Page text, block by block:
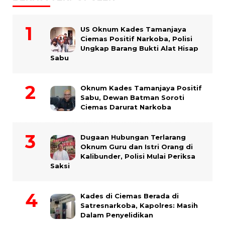
US Oknum Kades Tamanjaya
Ciemas Positif Narkoba, Polisi
Ungkap Barang Bukti Alat Hisap
Sabu
Oknum Kades Tamanjaya Positif
Sabu, Dewan Batman Soroti
Ciemas Darurat Narkoba
Dugaan Hubungan Terlarang
Oknum Guru dan Istri Orang di
Kalibunder, Polisi Mulai Periksa
Saksi
Kades di Ciemas Berada di
Satresnarkoba, Kapolres: Masih
Dalam Penyelidikan